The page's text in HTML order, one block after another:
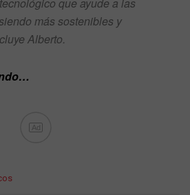
más sostenibles y
Alberto.
Ad